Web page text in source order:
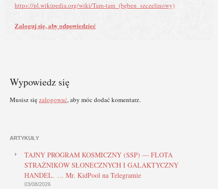
https://pl.wikipedia.org/wiki/Tam-tam_(bęben_szczelinowy)
Zaloguj się, aby odpowiedzieć
Wypowiedz się
Musisz sięzalogować, aby móc dodać komentarz.
ARTYKUŁY
TAJNY PROGRAM KOSMICZNY (SSP) — FLOTA
STRAŻNIKÓW SŁONECZNYCH I GALAKTYCZNY
HANDEL. … Mr. KidPool na Telegramie
03/08/2026